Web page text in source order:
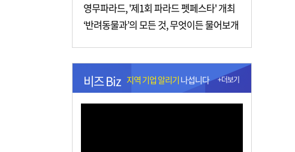
영무파라드, '제1회 파라드 펫페스타' 개최
‘반려동물과’의 모든 것, 무엇이든 물어보개
비즈 Biz 지역 기업 알리기 나섭니다 +더보기